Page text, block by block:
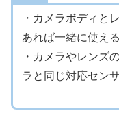
・カメラボディと
あれば一緒に使える
・カメラやレンズ
ラと同じ対応セン